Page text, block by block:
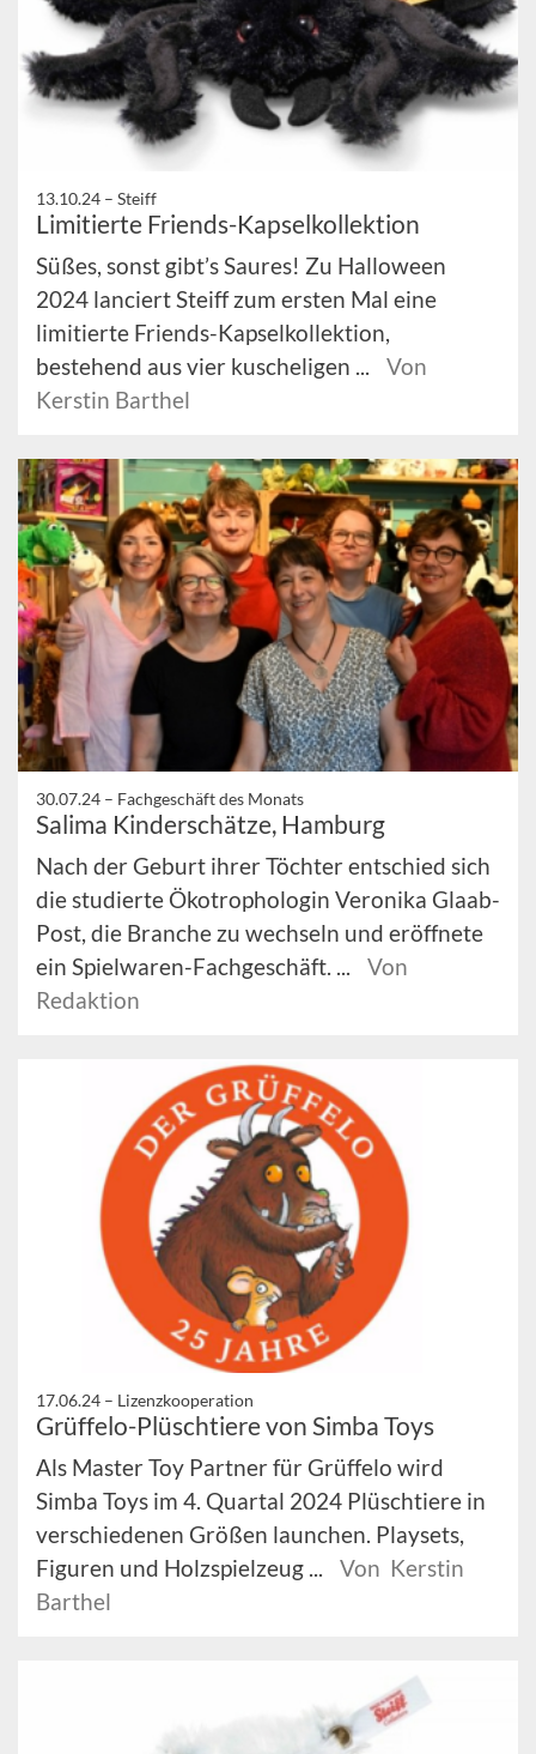
13.10.24 – Steiff
Limitierte Friends-Kapselkollektion
Süßes, sonst gibt’s Saures! Zu Halloween
2024 lanciert Steiff zum ersten Mal eine
limitierte Friends-Kapselkollektion,
bestehend aus vier kuscheligen ...
Von
Kerstin Barthel
30.07.24 – Fachgeschäft des Monats
Salima Kinderschätze, Hamburg
Nach der Geburt ihrer Töchter entschied sich
die studierte Ökotrophologin Veronika Glaab-
Post, die Branche zu wechseln und eröffnete
ein Spielwaren-Fachgeschäft. ...
Von
Redaktion
17.06.24 – Lizenzkooperation
Grüffelo-Plüschtiere von Simba Toys
Als Master Toy Partner für Grüffelo wird
Simba Toys im 4. Quartal 2024 Plüschtiere in
verschiedenen Größen launchen. Playsets,
Figuren und Holzspielzeug ...
Von Kerstin
Barthel